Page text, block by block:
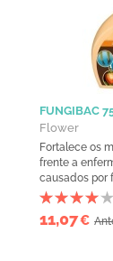
FUNGIBAC
Flower
Fortalece os
frente a
causados por
11,07€